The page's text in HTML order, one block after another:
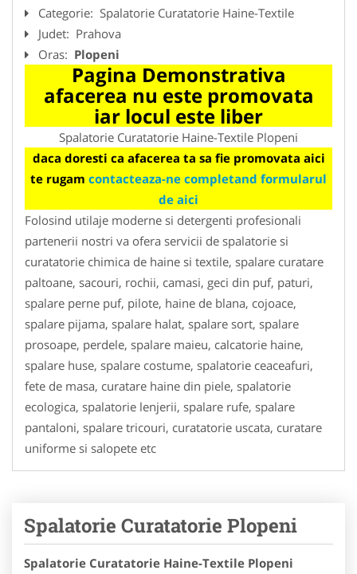
Categorie: Spalatorie Curatatorie Haine-Textile
Judet: Prahova
Oras: Plopeni
Pagina Demonstrativa
afacerea nu este promovata
iar locul este liber
Spalatorie Curatatorie Haine-Textile Plopeni
daca doresti ca afacerea ta sa fie promovata aici
te rugam contacteaza-ne completand formularul
de aici
Folosind utilaje moderne si detergenti profesionali
partenerii nostri va ofera servicii de spalatorie si
curatatorie chimica de haine si textile, spalare curatare
paltoane, sacouri, rochii, camasi, geci din puf, paturi,
spalare perne puf, pilote, haine de blana, cojoace,
spalare pijama, spalare halat, spalare sort, spalare
prosoape, perdele, spalare maieu, calcatorie haine,
spalare huse, spalare costume, spalatorie ceaceafuri,
fete de masa, curatare haine din piele, spalatorie
ecologica, spalatorie lenjerii, spalare rufe, spalare
pantaloni, spalare tricouri, curatatorie uscata, curatare
uniforme si salopete etc
Spalatorie Curatatorie Plopeni
Spalatorie Curatatorie Haine-Textile Plopeni